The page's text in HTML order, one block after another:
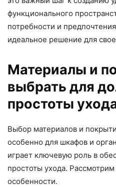
функционального
потребности и
идеальное решение для
Материалы и
выбрать для
простоты
Выбор материалов и
особенно для шкафов и
играет ключевую роль в
простоты ухода.
особенности.